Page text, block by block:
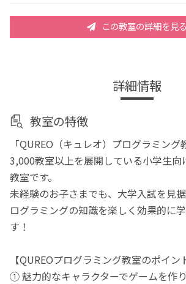
この教室の詳細を見る
詳細情報
教室の特徴
「QUREO（キュレオ）プログラミン
3,000教室以上を展開している小学生向
教室です。
未経験のお子さまでも、大学入試を見
ログラミングの知識を楽しく効果的に
す！
【QUREOプログラミング教室のポイン
① 魅力的なキャラクターでゲームを作